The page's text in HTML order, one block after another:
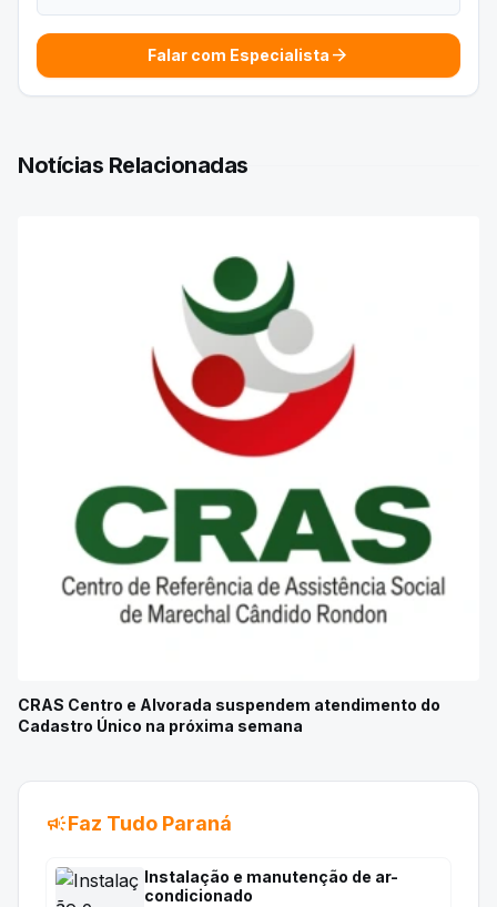
Falar com Especialista arrow_forward
Notícias Relacionadas
CRAS Centro e Alvorada suspendem atendimento do
Cadastro Único na próxima semana
campaignFaz Tudo Paraná
Instalação e manutenção de ar-
condicionado